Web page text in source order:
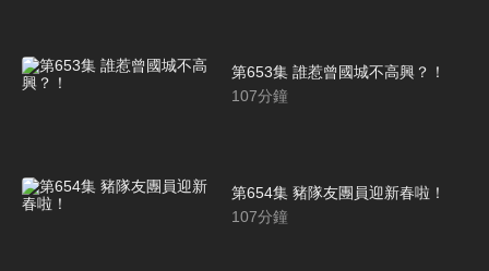
第653集 誰惹曾國城不高興？！
107分鐘
第654集 豬隊友團員迎新春啦！
107分鐘